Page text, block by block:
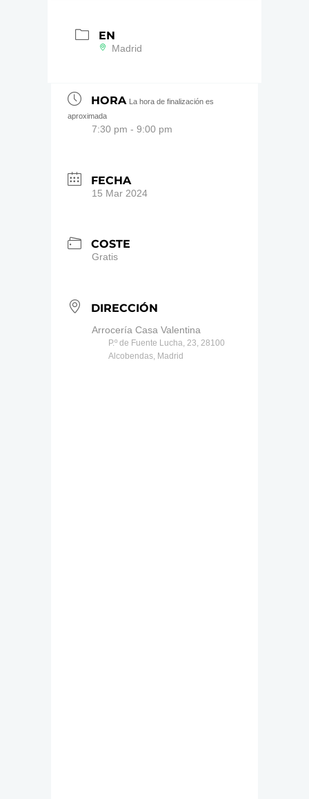
EN
Madrid
HORA La hora de finalización es
aproximada
7:30 pm - 9:00 pm
FECHA
15 Mar 2024
COSTE
Gratis
DIRECCIÓN
Arrocería Casa Valentina
P.º de Fuente Lucha, 23, 28100
Alcobendas, Madrid